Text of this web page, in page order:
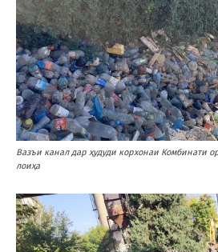
Вазъи канал дар ҳудуди корхонаи Комбинати
лоиҳа